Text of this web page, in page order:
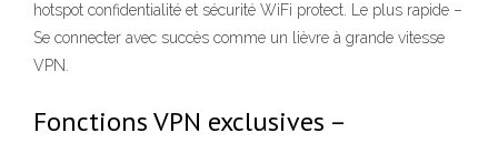
hotspot confidentialité et sécurité WiFi protect. Le plus rapide –
Se connecter avec succès comme un lièvre à grande vitesse
VPN.
Fonctions VPN exclusives –